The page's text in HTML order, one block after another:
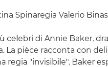
Spinaregia Valerio
celebri di Annie Baker,
pièce racconta con
regia "invisibile", Baker